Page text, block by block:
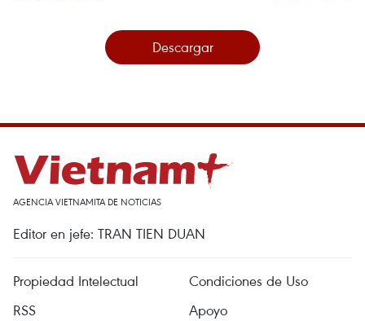
Descargar
AGENCIA VIETNAMITA DE NOTICIAS
Editor en jefe: TRAN TIEN DUAN
Propiedad Intelectual
Condiciones de Uso
RSS
Apoyo